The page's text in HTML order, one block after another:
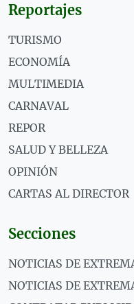
Reportajes
TURISMO
ECONOMÍA
MULTIMEDIA
CARNAVAL
REPOR
SALUD Y BELLEZA
OPINIÓN
CARTAS AL DIRECTOR
Secciones
NOTICIAS DE
NOTICIAS DE